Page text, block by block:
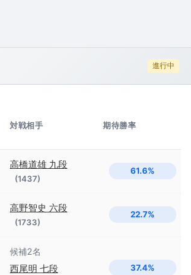
進行中
対戦相手 期待勝率
高橋道雄 九段
(1437)
61.6%
高野智史 六段
(1733)
22.7%
候補2名
西尾明 七段
37.4%